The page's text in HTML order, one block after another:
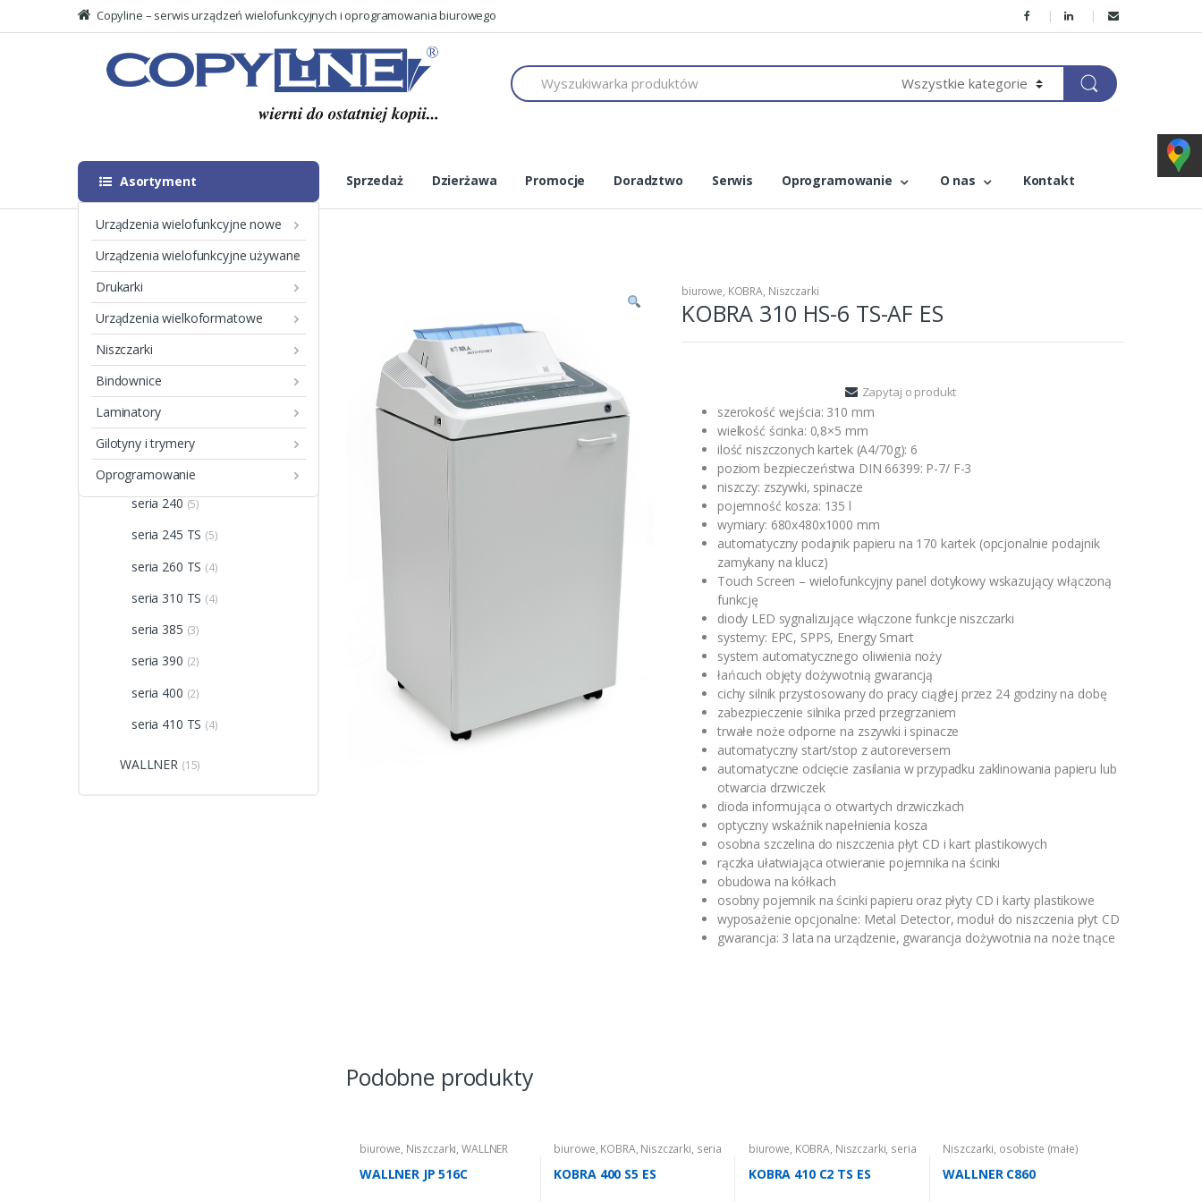
Skip
Skip
Copyline – serwis urządzeń wielofunkcyjnych i oprogramowania biurowego
Search
for:
Asortyment
Urządzenia wielofunkcyjne nowe
Urządzenia wielofunkcyjne używane
Drukarki
Urządzenia wielkoformatowe
Niszczarki
Bindownice
Laminatory
Gilotyny i trymery
Oprogramowanie
Sprzedaż Dzierżawa Promocje Doradztwo Serwis Oprogramowanie O nas Kontakt
biurowe, KOBRA, Niszczarki
KOBRA 310 HS-6 TS-AF ES
Zapytaj o produkt
szerokość wejścia: 310 mm
wielkość ścinka: 0,8×5 mm
ilość niszczonych kartek (A4/70g): 6
poziom bezpieczeństwa DIN 66399: P-7/ F-3
niszczy: zszywki, spinacze
pojemność kosza: 135 l
wymiary: 680x480x1000 mm
automatyczny podajnik papieru na 170 kartek (opcjonalnie podajnik
zamykany na klucz)
Touch Screen – wielofunkcyjny panel dotykowy wskazujący włączoną
funkcję
diody LED sygnalizujące włączone funkcje niszczarki
systemy: EPC, SPPS, Energy Smart
system automatycznego oliwienia noży
łańcuch objęty dożywotnią gwarancją
cichy silnik przystosowany do pracy ciągłej przez 24 godziny na dobę
zabezpieczenie silnika przed przegrzaniem
trwałe noże odporne na zszywki i spinacze
automatyczny start/stop z autoreversem
automatyczne odcięcie zasilania w przypadku zaklinowania papieru lub
otwarcia drzwiczek
dioda informująca o otwartych drzwiczkach
optyczny wskaźnik napełnienia kosza
osobna szczelina do niszczenia płyt CD i kart plastikowych
rączka ułatwiająca otwieranie pojemnika na ścinki
obudowa na kółkach
osobny pojemnik na ścinki papieru oraz płyty CD i karty plastikowe
wyposażenie opcjonalne: Metal Detector, moduł do niszczenia płyt CD
gwarancja: 3 lata na urządzenie, gwarancja dożywotnia na noże tnące
Podobne produkty
biurowe, Niszczarki,WALLNER
WALLNER JP 516C
biurowe, KOBRA, Niszczarki, seria
KOBRA 400 S5 ES
biurowe, KOBRA, Niszczarki, seria
KOBRA 410 C2 TS ES
Niszczarki, osobiste (małe)
WALLNER C860
Show All Categories
KOBRA
seria +1 (4)
seria +2 / +3
seria 240 (5)
seria 245 TS (5)
seria 260 TS (4)
seria 310 TS (4)
seria 385 (3)
seria 390 (2)
seria 400 (2)
seria 410 TS (4)
WALLNER (15)